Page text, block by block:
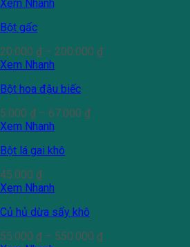
Xem Nhanh
Bột gấc
20.000 ₫ – 200.000 ₫
Xem Nhanh
Bột hoa đậu biếc
5.000 ₫ – 67.000 ₫
Xem Nhanh
Bột lá gai khô
45.000 ₫
Xem Nhanh
Củ hủ dừa sấy khô
55.000 ₫ – 550.000 ₫